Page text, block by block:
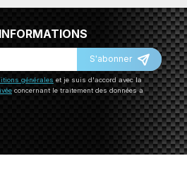
S'abonner
générales et je suis d'accord avec la
concernant le traitement des données à